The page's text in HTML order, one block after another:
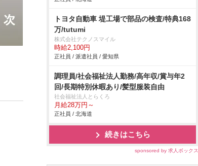
トヨタ自動車 堤工場で部品の検査/特典168
万/tutumi
株式会社テクノスマイル
時給2,100円
正社員 / 派遣社員 / 愛知県
調理員/社会福祉法人勤務/高年収/賞与年2
回/長期特別休暇あり/髪型服装自由
社会福祉法人とらくろ
月給28万円～
正社員 / 北海道
続きはこちら
sponsored by 求人ボックス